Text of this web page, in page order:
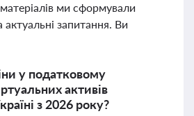
ми сформували
актуальні запитання. Ви
у податковому
активів
з 2026 року?